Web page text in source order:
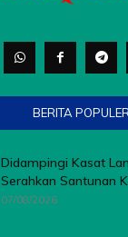
BERITA
Didampingi Kasat
Serahkan Santunan
07/08/2026